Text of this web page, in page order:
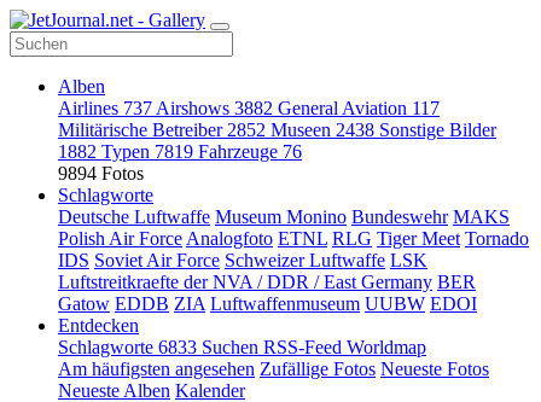
Alben
Airlines 737 Airshows 3882 General Aviation 117
Militärische Betreiber 2852 Museen 2438 Sonstige Bilder
1882 Typen 7819 Fahrzeuge 76
9894 Fotos
Schlagworte
Deutsche Luftwaffe Museum Monino Bundeswehr MAKS
Polish Air Force Analogfoto ETNL RLG Tiger Meet Tornado
IDS Soviet Air Force Schweizer Luftwaffe LSK
Luftstreitkraefte der NVA / DDR / East Germany BER
Gatow EDDB ZIA Luftwaffenmuseum UUBW EDOI
Entdecken
Schlagworte 6833 Suchen RSS-Feed Worldmap
Am häufigsten angesehen Zufällige Fotos Neueste Fotos
Neueste Alben Kalender